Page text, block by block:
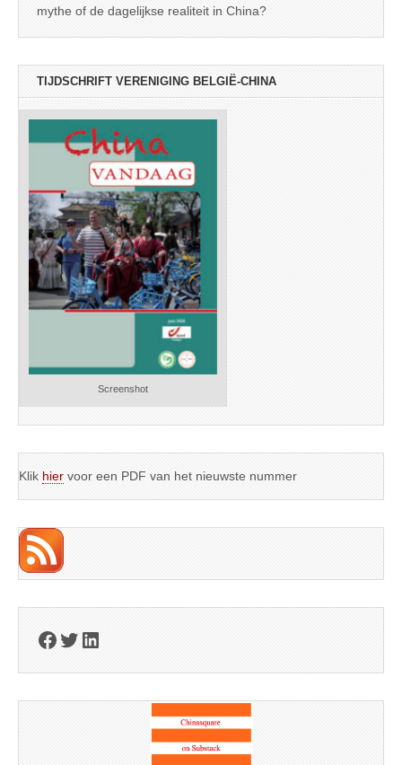
mythe of de dagelijkse realiteit in China?
TIJDSCHRIFT VERENIGING BELGIË-CHINA
Screenshot
Klik hier voor een PDF van het nieuwste nummer
Facebook
Twitter
LinkedIn